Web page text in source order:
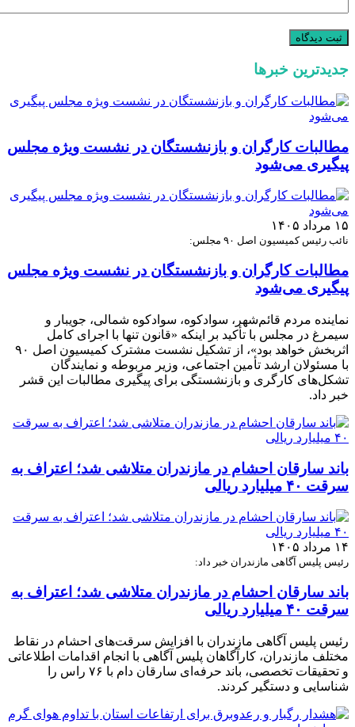
جدیدترین خبرها
مطالبات کارگران و بازنشستگان در نشست ویژه مجلس
پیگیری می‌شود
۱۵ مرداد ۱۴۰۵
نائب رئیس کمیسیون اصل ۹۰ مجلس:
مطالبات کارگران و بازنشستگان در نشست ویژه مجلس
پیگیری می‌شود
نماینده مردم قائم‌شهر، سوادکوه، سوادکوه شمالی، جویبار و
سیمرغ در مجلس با تأکید بر اینکه «قانون تنها با اجرای کامل
اثربخش خواهد بود»، از تشکیل نشست مشترک کمیسیون اصل ۹۰
با مسئولان ارشد تأمین اجتماعی، وزیر مربوطه و نمایندگان
تشکل‌های کارگری و بازنشستگی برای پیگیری مطالبات این قشر
خبر داد.
باند سارقان احشام در مازندران متلاشی شد؛ اعتراف به
سرقت ۴۰ میلیارد ریالی
۱۴ مرداد ۱۴۰۵
رئیس پلیس آگاهی مازندران خبر داد:
باند سارقان احشام در مازندران متلاشی شد؛ اعتراف به
سرقت ۴۰ میلیارد ریالی
رئیس پلیس آگاهی مازندران با افزایش سرقت‌های احشام در نقاط
مختلف مازندران، کارآگاهان پلیس آگاهی با انجام اقدامات اطلاعاتی
و تحقیقات تخصصی، باند حرفه‌ای سارقان دام با ۷۶ راس را
شناسایی و دستگیر کردند.